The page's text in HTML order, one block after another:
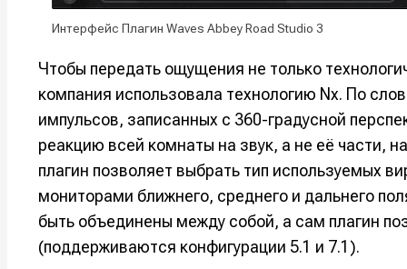
Электронная
почта
Я не
Электронная
почта
Я не
Электронная
почта
Я не
📖
👷
Скоро тут
Электронная
почта
Я не
📖
👷
Скоро тут
Интерфейс Плагин Waves Abbey Road Studio 3
Чтобы передать ощущения не только
компания использовала технологию Nx. По
импульсов, записанных с 360-градусной
реакцию всей комнаты на звук, а не её части,
плагин позволяет выбрать тип используемых
мониторами ближнего, среднего и дальнего
быть объединены между собой, а сам плагин
(поддерживаются конфигурации 5.1 и 7.1).